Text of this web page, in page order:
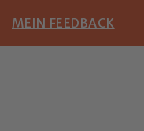
MEIN FEEDBACK